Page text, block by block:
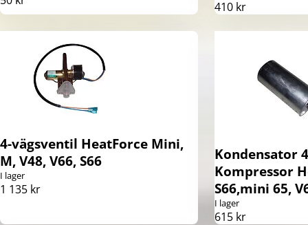
410 kr
4-vägsventil HeatForce Mini,
M, V48, V66, S66
I lager
1 135 kr
Kondensator
Kompressor
S66,mini 65,
I lager
615 kr